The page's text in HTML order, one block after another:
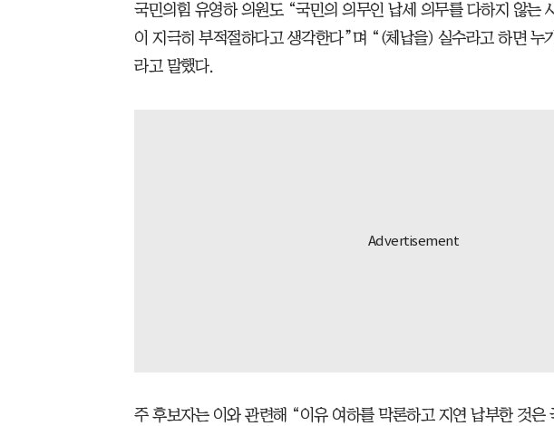
국민의힘 유영하 의원도 “국민의 의무인 납세 의무를 다하지 않는
이 지극히 부적절하다고 생각한다”며 “(체납을) 실수라고 하면 누
라고 말했다.
주 후보자는 이와 관련해 “이유 여하를 막론하고 지연 납부한 것은